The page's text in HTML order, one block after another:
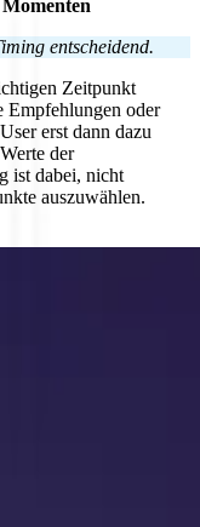
entscheidend.
Zeitpunkt
Empfehlungen oder
erst dann dazu
der
ist dabei, nicht
auszuwählen.